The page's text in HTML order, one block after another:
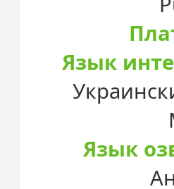
Язык
Язык